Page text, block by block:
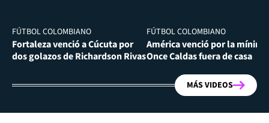
FÚTBOL COLOMBIANO
Fortaleza venció a Cúcuta por
dos golazos de Richardson Rivas
FÚTBOL COLOMBIANO
América venció por la
Once Caldas fuera de casa
MÁS VIDEOS